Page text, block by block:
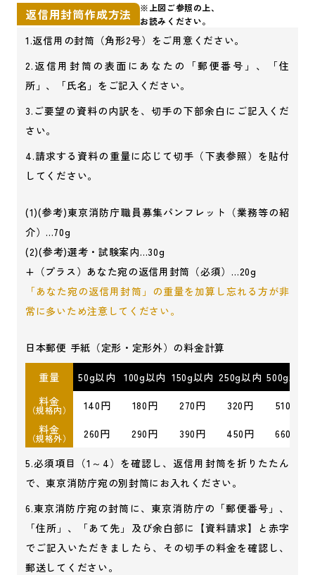
返信用封筒作成方法
※上図ご参照の上、
お読みください。
1.返信用の封筒（角形2号）をご用意ください。
2.返信用封筒の表面にあなたの「郵便番号」、「住
所」、「氏名」をご記入ください。
3.ご要望の資料の内訳を、切手の下部余白にご記入くだ
さい。
4.請求する資料の重量に応じて切手（下表参照）を貼付
してください。
(1)(参考)東京消防庁職員募集パンフレット（業務等の紹
介）…70g
(2)(参考)選考・試験案内…30g
+（プラス）あなた宛の返信用封筒（必須）…20g
「あなた宛の返信用封筒」の重量を加算し忘れる方が非
常に多いため注意してください。
日本郵便 手紙（定形・定形外）の料金計算
重量 50g以内 100g以内 150g以内 250g以内 500g以内
料金
（規格内） 140円 180円 270円 320円
510円
料金
（規格外） 260円 290円 390円 450円 660円
5.必須項目（1～4）を確認し、返信用封筒を折りたたん
で、東京消防庁宛の別封筒にお入れください。
6.東京消防庁宛の封筒に、東京消防庁の「郵便番号」、
「住所」、「あて先」及び余白部に 【資料請求】と赤字
でご記入いただきましたら、その切手の料金を確認し、
郵送してください。